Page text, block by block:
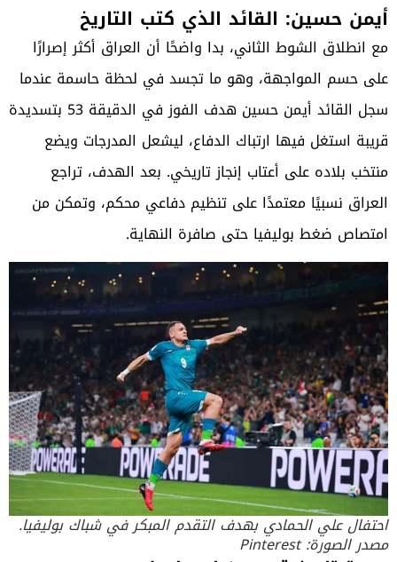
أيمن حسين: القائد الذي كتب التاريخ
مع انطلاق الشوط الثاني، بدا واضحًا أن العراق أكثر إصرارًا
على حسم المواجهة، وهو ما تجسد في لحظة حاسمة عندما
سجل القائد أيمن حسين هدف الفوز في الدقيقة 53 بتسديدة
قريبة استغل فيها ارتباك الدفاع، ليشعل المدرجات ويضع
منتخب بلاده على أعتاب إنجاز تاريخي. بعد الهدف، تراجع
العراق نسبيًا معتمدًا على تنظيم دفاعي محكم، وتمكن من
امتصاص ضغط بوليفيا حتى صافرة النهاية.
احتفال علي الحمادي بهدف التقدم المبكر في شباك بوليفيا.
مصدر الصورة: Pinterest